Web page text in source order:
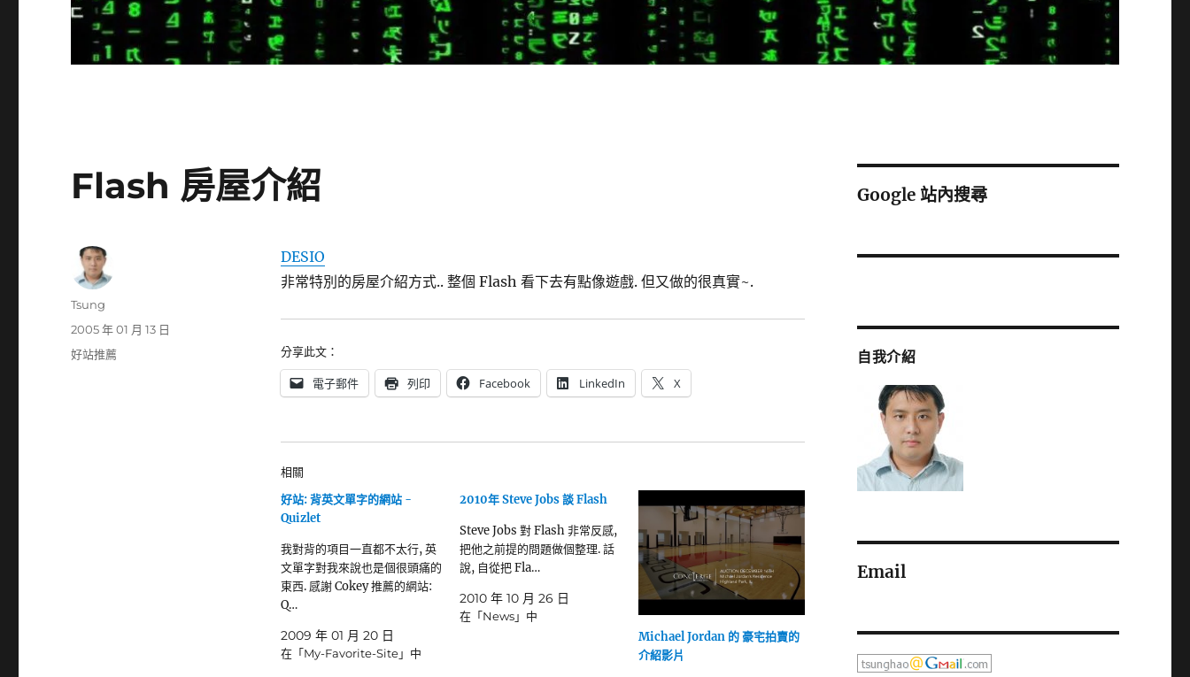
Flash 房屋介紹
DESIO
非常特別的房屋介紹方式.. 整個 Flash 看下去有點像遊戲. 但又做的很真實~.
分享此文：
電子郵件 列印 Facebook LinkedIn X
相關
好站: 背英文單字的網站 -
Quizlet
我對背的項目一直都不太行, 英
文單字對我來說也是個很頭痛的
東西. 感謝 Cokey 推薦的網站:
Q…
2009 年 01 月 20 日
在「My-Favorite-Site」中
2010年 Steve Jobs 談 Flash
Steve Jobs 對 Flash 非常反感,
把他之前提的問題做個整理. 話
說, 自從把 Fla…
2010 年 10 月 26 日
在「News」中
Michael Jordan 的 豪宅拍賣的
介紹影片
作
Tsung
發
佈
2005 年 01 月 13 日
分
好站推薦
Google 站內搜尋
自我介紹
Email